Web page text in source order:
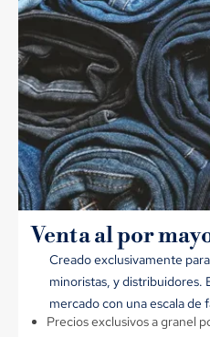
Venta al por
Creado exclusivamente
minoristas, y distribuidores.
mercado con una escala de
Precios exclusivos a granel